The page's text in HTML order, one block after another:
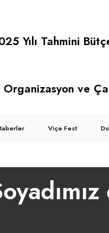
Yılı Tahmini
Organizasyon ve
Viçe Fest